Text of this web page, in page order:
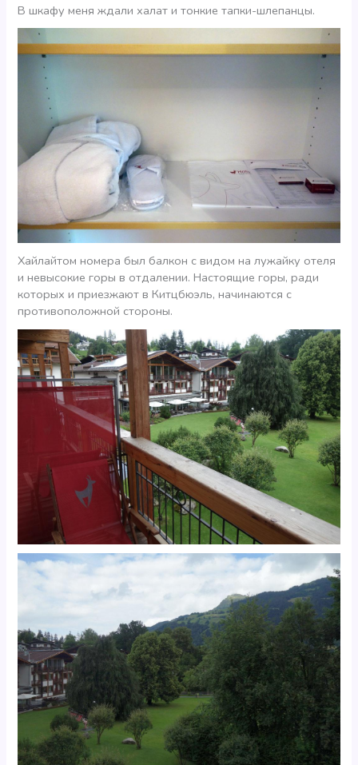
В шкафу меня ждали халат и тонкие тапки-шлепанцы.
Хайлайтом номера был балкон с видом на лужайку отеля
и невысокие горы в отдалении. Настоящие горы, ради
которых и приезжают в Китцбюэль, начинаются с
противоположной стороны.